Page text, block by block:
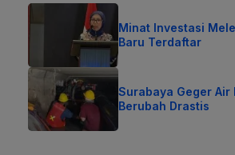
Minat Investasi
Baru Terdaftar
Surabaya Geger Air
Berubah Drastis